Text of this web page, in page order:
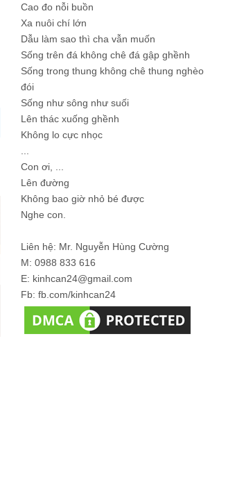
Cao đo nỗi buồn
Xa nuôi chí lớn
Dẫu làm sao thì cha vẫn muốn
Sống trên đá không chê đá gập ghềnh
Sống trong thung không chê thung nghèo
đói
Sống như sông như suối
Lên thác xuống ghềnh
Không lo cực nhọc
Con ơi, ...
Lên đường
Không bao giờ nhỏ bé được
Nghe con.
Liên hệ: Mr. Nguyễn Hùng Cường
M: 0988 833 616
E: kinhcan24@gmail.com
Fb: fb.com/kinhcan24